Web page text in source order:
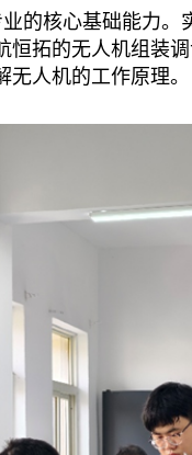
的核心基础能力
拓的无人机组装
人机的工作原理。